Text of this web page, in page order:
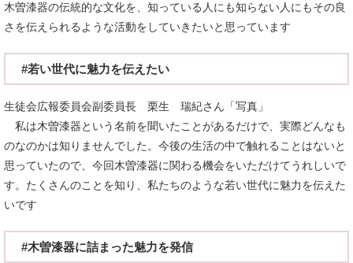
木曽漆器の伝統的な文化を、知っている人にも知らない人にもその良
さを伝えられるような活動をしていきたいと思っています
#若い世代に魅力を伝えたい
生徒会広報委員会副委員長 栗生 瑞紀さん「写真」
私は木曽漆器という名前を聞いたことがあるだけで、実際どんなも
のなのかは知りませんでした。今後の生活の中で触れることはないと
思っていたので、今回木曽漆器に関わる機会をいただけてうれしいで
す。たくさんのことを知り、私たちのような若い世代に魅力を伝えた
いです
#木曽漆器に詰まった魅力を発信